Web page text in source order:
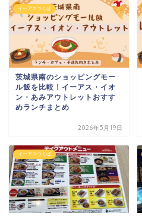
イーアスつくば
茨城県南のショッピングモー
ル飯を比較！イーアス・イオ
ン・あみアウトレットおすす
めランチまとめ
2026年5月19日
イーアスつくば